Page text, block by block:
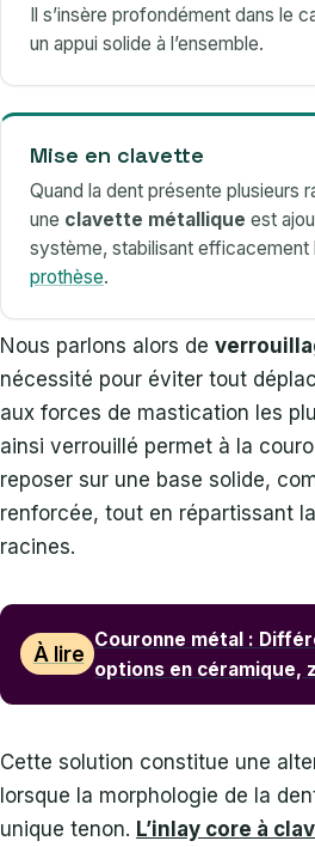
Il s’insère profondément dans le
un appui solide à l’ensemble.
Mise en clavette
Quand la dent présente plusieurs
une clavette métallique est
système, stabilisant efficacement
prothèse.
Nous parlons alors de
nécessité pour éviter tout
aux forces de mastication les
ainsi verrouillé permet à la
reposer sur une base solide,
renforcée, tout en répartissant
racines.
À lire
Couronne métal :
options en céramique,
Cette solution constitue une
lorsque la morphologie de la
unique tenon. L’inlay core à